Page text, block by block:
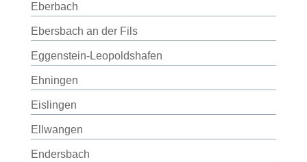
Eberbach
Ebersbach an der Fils
Eggenstein-Leopoldshafen
Ehningen
Eislingen
Ellwangen
Endersbach